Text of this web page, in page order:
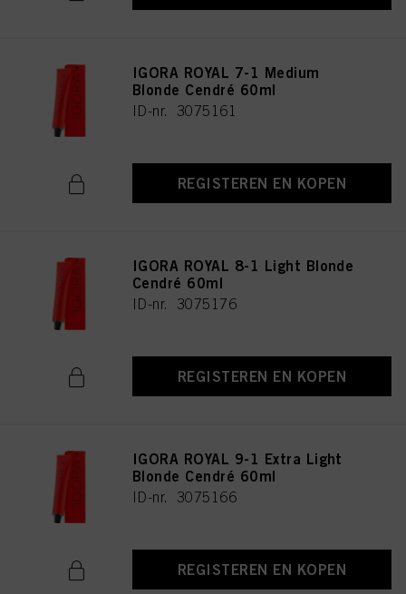
IGORA ROYAL 7-1 Medium
Blonde Cendré 60ml
ID-nr. 3075161
REGISTEREN EN KOPEN
IGORA ROYAL 8-1 Light Blonde
Cendré 60ml
ID-nr. 3075176
REGISTEREN EN KOPEN
IGORA ROYAL 9-1 Extra Light
Blonde Cendré 60ml
ID-nr. 3075166
REGISTEREN EN KOPEN